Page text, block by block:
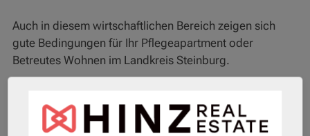
Auch in diesem wirtschaftlichen Bereich zeigen sich
gute Bedingungen für Ihr Pflegeapartment oder
Betreutes Wohnen im Landkreis Steinburg.
Vor Baubeginn einer Pflegeeinrichtung finden